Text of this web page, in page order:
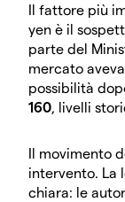
Il fattore più
yen è il
parte del
mercato
possibilità
160, livelli
Il movimento
intervento. La
chiara: le